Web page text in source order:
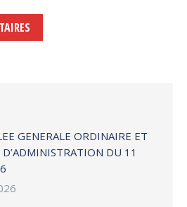
GENERALE ORDINAIRE ET
D’ADMINISTRATION DU 11